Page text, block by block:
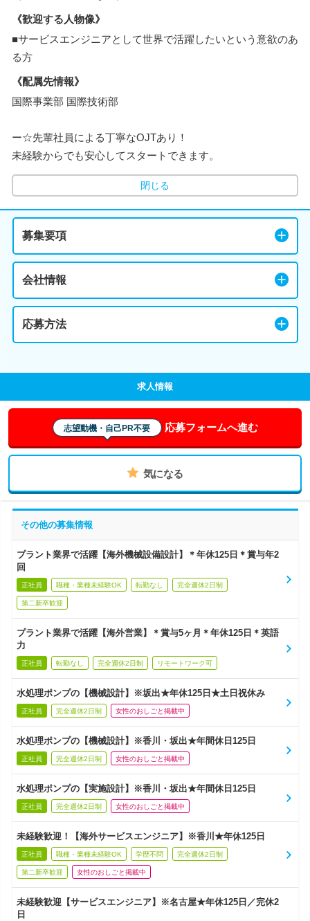
《歓迎する人物像》
■サービスエンジニアとして世界で活躍したいという意欲のあ
る方
《配属先情報》
国際事業部 国際技術部
ー☆先輩社員による丁寧なOJTあり！
未経験からでも安心してスタートできます。
閉じる
募集要項
会社情報
応募方法
求人情報
志望動機・自己PR不要 応募フォームへ進む
気になる
その他の募集情報
プラント業界で活躍【海外機械設備設計】＊年休125日＊賞与年2
回
正社員 職種・業種未経験OK 転勤なし 完全週休2日制
第二新卒歓迎
プラント業界で活躍【海外営業】＊賞与5ヶ月＊年休125日＊英語
力
正社員 転勤なし 完全週休2日制 リモートワーク可
水処理ポンプの【機械設計】※坂出★年休125日★土日祝休み
正社員 完全週休2日制 女性のおしごと掲載中
水処理ポンプの【機械設計】※香川・坂出★年間休日125日
正社員 完全週休2日制 女性のおしごと掲載中
水処理ポンプの【実施設計】※香川・坂出★年間休日125日
正社員 完全週休2日制 女性のおしごと掲載中
未経験歓迎！【海外サービスエンジニア】※香川★年休125日
正社員 職種・業種未経験OK 学歴不問 完全週休2日制
第二新卒歓迎 女性のおしごと掲載中
未経験歓迎【サービスエンジニア】※名古屋★年休125日／完休2
日